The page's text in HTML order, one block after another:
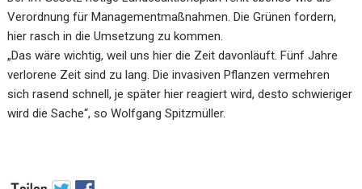
Verordnung für Managementmaßnahmen. Die Grünen fordern,
hier rasch in die Umsetzung zu kommen.
„Das wäre wichtig, weil uns hier die Zeit davonläuft. Fünf Jahre
verlorene Zeit sind zu lang. Die invasiven Pflanzen vermehren
sich rasend schnell, je später hier reagiert wird, desto schwieriger
wird die Sache“, so Wolfgang Spitzmüller.